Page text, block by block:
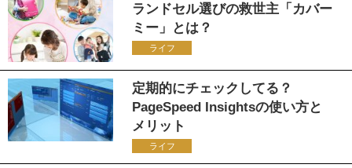
ランドセル選びの救世主「カバー
ミー」とは？
ライフ
定期的にチェックしてる？
PageSpeed Insightsの使い方と
メリット
ライフ